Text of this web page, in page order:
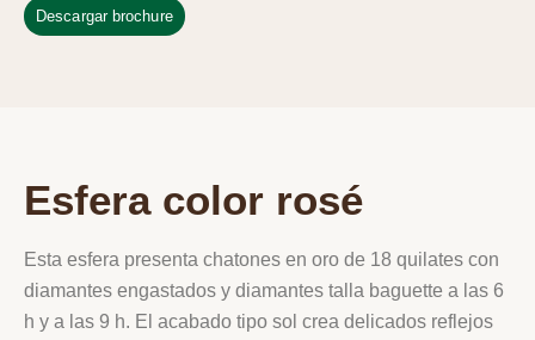
Descargar brochure
Esfera color rosé
Esta esfera presenta chatones en oro de 18 quilates con
diamantes engastados y diamantes talla baguette a las 6
h y a las 9 h. El acabado tipo sol crea delicados reflejos